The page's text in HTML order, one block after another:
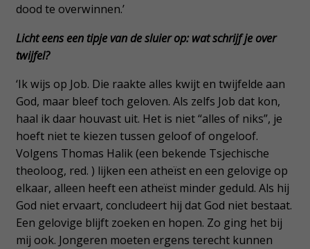
dood te overwinnen.’
Licht eens een tipje van de sluier op: wat schrijf je over
twijfel?
‘Ik wijs op Job. Die raakte alles kwijt en twijfelde aan
God, maar bleef toch geloven. Als zelfs Job dat kon,
haal ik daar houvast uit. Het is niet “alles of niks”, je
hoeft niet te kiezen tussen geloof of ongeloof.
Volgens Thomas Halik (een bekende Tsjechische
theoloog, red. ) lijken een atheïst en een gelovige op
elkaar, alleen heeft een atheïst minder geduld. Als hij
God niet ervaart, concludeert hij dat God niet bestaat.
Een gelovige blijft zoeken en hopen. Zo ging het bij
mij ook. Jongeren moeten ergens terecht kunnen